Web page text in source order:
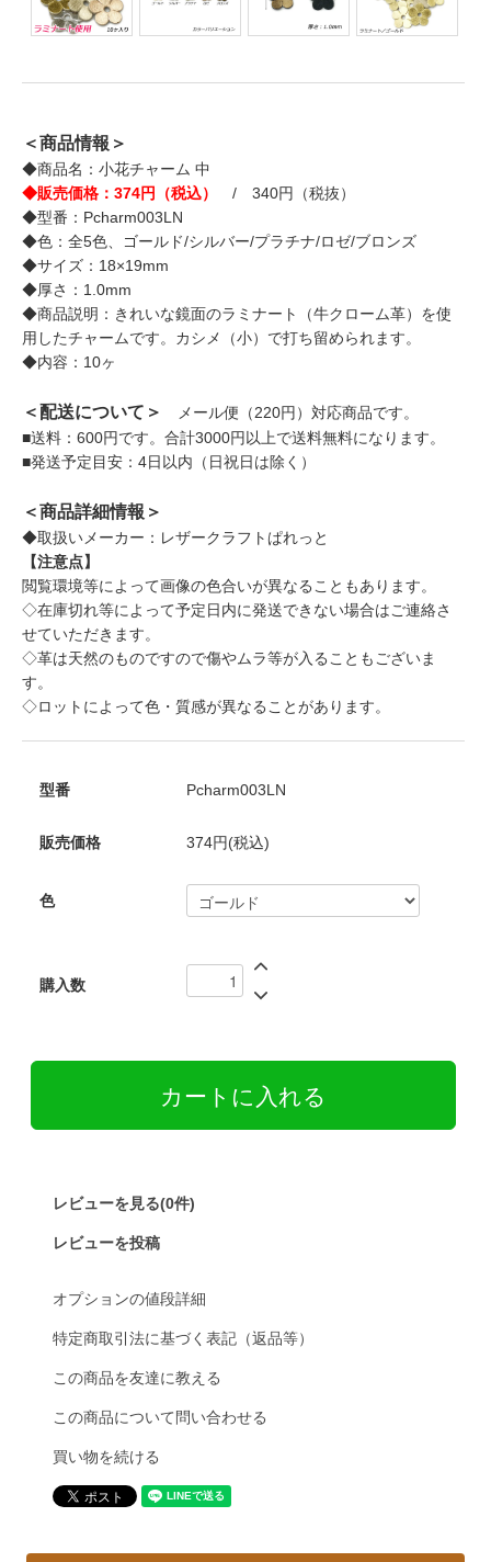
＜商品情報＞
◆商品名：小花チャーム 中
◆販売価格：374円（税込）
/ 340円（税抜）
◆型番：Pcharm003LN
◆色：全5色、ゴールド/シルバー/プラチナ/ロゼ/ブロンズ
◆サイズ：18×19mm
◆厚さ：1.0mm
◆商品説明：きれいな鏡面のラミナート（牛クローム革）を使
用したチャームです。カシメ（小）で打ち留められます。
◆内容：10ヶ
＜配送について＞
メール便（220円）対応商品です。
■送料：600円です。合計3000円以上で送料無料になります。
■発送予定目安：4日以内（日祝日は除く）
＜商品詳細情報＞
◆取扱いメーカー：レザークラフトぱれっと
【注意点】
閲覧環境等によって画像の色合いが異なることもあります。
◇在庫切れ等によって予定日内に発送できない場合はご連絡さ
せていただきます。
◇革は天然のものですので傷やムラ等が入ることもございま
す。
◇ロットによって色・質感が異なることがあります。
型番 Pcharm003LN
販売価格 374円(税込)
色
購入数
レビューを見る(0件)
レビューを投稿
オプションの値段詳細
特定商取引法に基づく表記（返品等）
この商品を友達に教える
この商品について問い合わせる
買い物を続ける